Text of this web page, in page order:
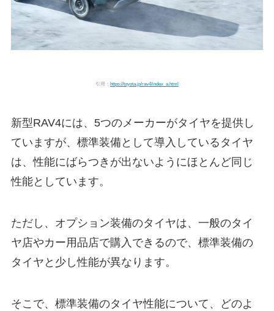
引用： https://toyota.jp/rav4/index_a.html
新型RAV4には、5つのメーカーがタイヤを提供し
ていますが、標準装備として導入しているタイヤ
は、性能にばらつきが出ないようにほとんど同じ
性能としています。
ただし、オプション装備のタイヤは、一般のタイ
ヤ店やカー用品店で購入できるので、標準装備の
タイヤと少し性能が異なります。
そこで、標準装備のタイヤ性能について、どのよ